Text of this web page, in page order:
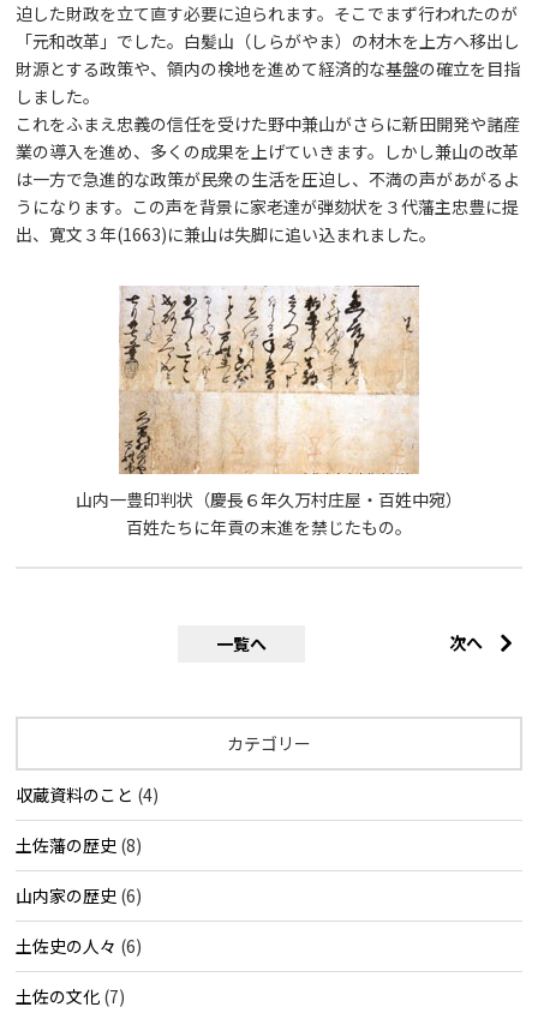
迫した財政を立て直す必要に迫られます。そこでまず行われたのが
「元和改革」でした。白髪山（しらがやま）の材木を上方へ移出し
財源とする政策や、領内の検地を進めて経済的な基盤の確立を目指
しました。
これをふまえ忠義の信任を受けた野中兼山がさらに新田開発や諸産
業の導入を進め、多くの成果を上げていきます。しかし兼山の改革
は一方で急進的な政策が民衆の生活を圧迫し、不満の声があがるよ
うになります。この声を背景に家老達が弾劾状を３代藩主忠豊に提
出、寛文３年(1663)に兼山は失脚に追い込まれました。
山内一豊印判状（慶長６年久万村庄屋・百姓中宛）
百姓たちに年貢の末進を禁じたもの。
一覧へ 次へ
カテゴリー
収蔵資料のこと (4)
土佐藩の歴史 (8)
山内家の歴史 (6)
土佐史の人々 (6)
土佐の文化 (7)